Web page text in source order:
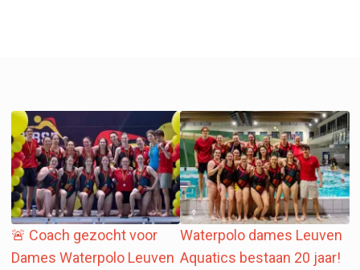
🚨 Coach gezocht voor
Dames Waterpolo Leuven
Waterpolo dames Leuven
Aquatics bestaan 20 jaar!